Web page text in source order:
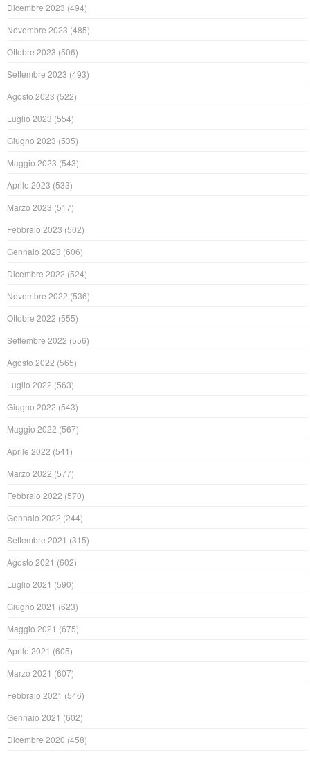
Dicembre 2023 (494)
Novembre 2023 (485)
Ottobre 2023 (506)
Settembre 2023 (493)
Agosto 2023 (522)
Luglio 2023 (554)
Giugno 2023 (535)
Maggio 2023 (543)
Aprile 2023 (533)
Marzo 2023 (517)
Febbraio 2023 (502)
Gennaio 2023 (606)
Dicembre 2022 (524)
Novembre 2022 (536)
Ottobre 2022 (555)
Settembre 2022 (556)
Agosto 2022 (565)
Luglio 2022 (563)
Giugno 2022 (543)
Maggio 2022 (567)
Aprile 2022 (541)
Marzo 2022 (577)
Febbraio 2022 (570)
Gennaio 2022 (244)
Settembre 2021 (315)
Agosto 2021 (602)
Luglio 2021 (590)
Giugno 2021 (623)
Maggio 2021 (675)
Aprile 2021 (605)
Marzo 2021 (607)
Febbraio 2021 (546)
Gennaio 2021 (602)
Dicembre 2020 (458)